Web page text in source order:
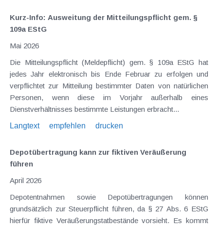
Kurz-Info: Ausweitung der Mitteilungspflicht gem. §
109a EStG
Mai 2026
Die Mitteilungspflicht (Meldepflicht) gem. § 109a EStG hat
jedes Jahr elektronisch bis Ende Februar zu erfolgen und
verpflichtet zur Mitteilung bestimmter Daten von natürlichen
Personen, wenn diese im Vorjahr außerhalb eines
Dienstverhältnisses bestimmte Leistungen erbracht...
Langtext
empfehlen drucken
Depotübertragung kann zur fiktiven Veräußerung
führen
April 2026
Depotentnahmen sowie Depotübertragungen können
grundsätzlich zur Steuerpflicht führen, da § 27 Abs. 6 EStG
hierfür fiktive Veräußerungstatbestände vorsieht. Es kommt